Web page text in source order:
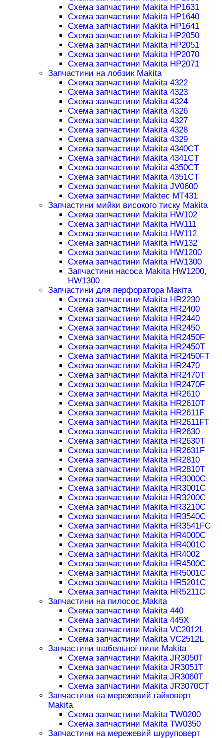
Схема запчастини Makita HP1631
Схема запчастини Makita HP1640
Схема запчастини Makita HP1641
Схема запчастини Makita HP2050
Схема запчастини Makita HP2051
Схема запчастини Makita HP2070
Схема запчастини Makita HP2071
Запчастини на лобзик Makita
Схема запчастини Makita 4322
Схема запчастини Makita 4323
Схема запчастини Makita 4324
Схема запчастини Makita 4326
Схема запчастини Makita 4327
Схема запчастини Makita 4328
Схема запчастини Makita 4329
Схема запчастини Makita 4340CT
Схема запчастини Makita 4341CT
Схема запчастини Makita 4350CT
Схема запчастини Makita 4351CT
Схема запчастини Makita JV0600
Схема запчастини Maktec MT431
Запчастини мийки високого тиску Makita
Схема запчастини Makita HW102
Схема запчастини Makita HW111
Схема запчастини Makita HW112
Схема запчастини Makita HW132
Схема запчастини Makita HW1200
Схема запчастини Makita HW1300
Запчастини насоса Makita HW1200,
HW1300
Запчастини для перфоратора Макіта
Схема запчастини Makita HR2230
Схема запчастини Makita HR2400
Схема запчастини Makita HR2440
Схема запчастини Makita HR2450
Схема запчастини Makita HR2450F
Схема запчастини Makita HR2450T
Схема запчастини Makita HR2450FT
Схема запчастини Makita HR2470
Схема запчастини Makita HR2470T
Схема запчастини Makita HR2470F
Схема запчастини Makita HR2610
Схема запчастини Makita HR2610T
Схема запчастини Makita HR2611F
Схема запчастини Makita HR2611FT
Схема запчастини Makita HR2630
Схема запчастини Makita HR2630T
Схема запчастини Makita HR2631F
Схема запчастини Makita HR2810
Схема запчастини Makita HR2810T
Схема запчастини Makita HR3000C
Схема запчастини Makita HR3001C
Схема запчастини Makita HR3200C
Схема запчастини Makita HR3210C
Схема запчастини Makita HR3540C
Схема запчастини Makita HR3541FC
Схема запчастини Makita HR4000C
Схема запчастини Makita HR4001C
Схема запчастини Makita HR4002
Схема запчастини Makita HR4500C
Схема запчастини Makita HR5001C
Схема запчастини Makita HR5201C
Схема запчастини Makita HR5211C
Запчастини на пилосос Makita
Схема запчастини Makita 440
Схема запчастини Makita 445X
Схема запчастини Makita VC2012L
Схема запчастини Makita VC2512L
Запчастини шабельної пили Makita
Схема запчастини Makita JR3050T
Схема запчастини Makita JR3051T
Схема запчастини Makita JR3060T
Схема запчастини Makita JR3070CT
Запчастини на мережевий гайковерт
Makita
Схема запчастини Makita TW0200
Схема запчастини Makita TW0350
Запчастини на мережевий шуруповерт